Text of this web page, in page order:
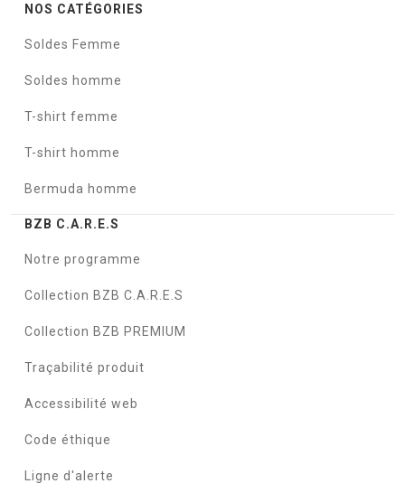
NOS CATÉGORIES
Soldes Femme
Soldes homme
T-shirt femme
T-shirt homme
Bermuda homme
BZB C.A.R.E.S
Notre programme
Collection BZB C.A.R.E.S
Collection BZB PREMIUM
Traçabilité produit
Accessibilité web
Code éthique
Ligne d'alerte